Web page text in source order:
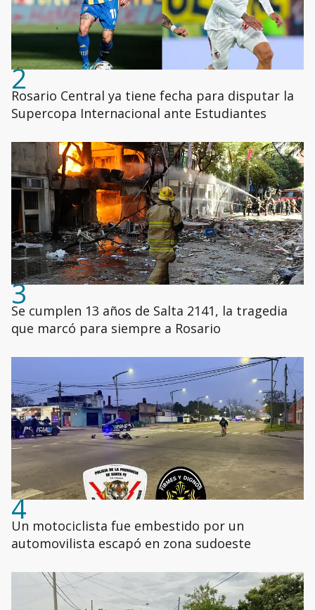
2
Rosario Central ya tiene fecha para disputar la
Supercopa Internacional ante Estudiantes
3
Se cumplen 13 años de Salta 2141, la tragedia
que marcó para siempre a Rosario
4
Un motociclista fue embestido por un
automovilista escapó en zona sudoeste